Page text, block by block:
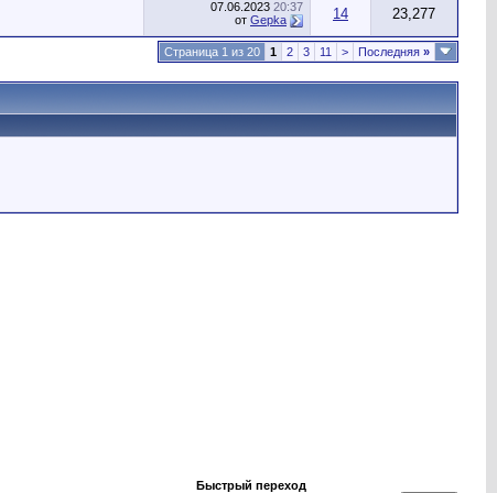
07.06.2023 20:37
от Gepka 14 23,277
Страница 1 из 20 1 2 3 11 > Последняя »
Быстрый переход